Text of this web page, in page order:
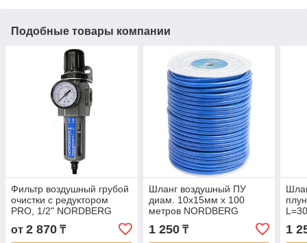
Подобные товары компании
Фильтр воздушный грубой
очистки с редуктором
PRO, 1/2" NORDBERG
от 2 870 ₸
Шланг воздушный ПУ
диам. 10х15мм x 100
метров NORDBERG
1 250₸ 1